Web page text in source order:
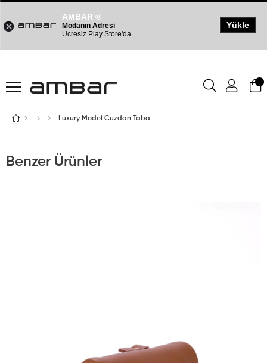
Luxury Model Cüzdan Taba
Benzer Ürünler
AMBAR ®
Modanın Adresi
Ücresiz Play Store'da
Yükle